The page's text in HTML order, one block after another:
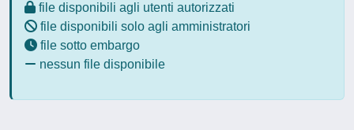
file disponibili agli utenti autorizzati
file disponibili solo agli amministratori
file sotto embargo
nessun file disponibile